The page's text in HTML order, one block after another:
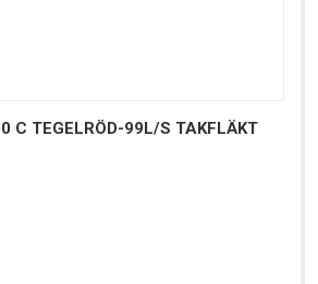
C TEGELRÖD-99L/S TAKFLÄKT